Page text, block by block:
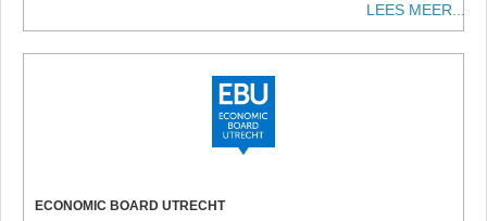
LEES MEER...
ECONOMIC BOARD UTRECHT